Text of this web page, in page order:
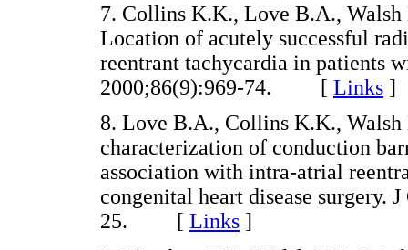
7. Collins K.K., Love B.A., Walsh
Location of acutely successful
reentrant tachycardia in patients
2000;86(9):969-74. [ Links ]
8. Love B.A., Collins K.K., Walsh
characterization of conduction
association with intra-atrial
congenital heart disease surgery.
25. [ Links ]